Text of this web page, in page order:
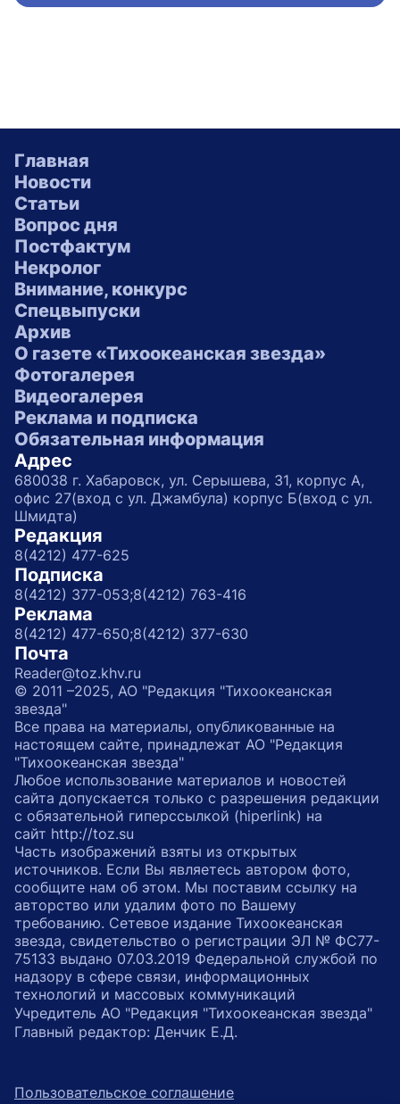
Главная
Новости
Статьи
Вопрос дня
Постфактум
Некролог
Внимание, конкурс
Спецвыпуски
Архив
О газете «Тихоокеанская звезда»
Фотогалерея
Видеогалерея
Реклама и подписка
Обязательная информация
Адрес
680038 г. Хабаровск, ул. Серышева, 31, корпус А,
офис 27(вход с ул. Джамбула) корпус Б(вход с ул.
Шмидта)
Редакция
8(4212) 477-625
Подписка
8(4212) 377-053;8(4212) 763-416
Реклама
8(4212) 477-650;8(4212) 377-630
Почта
Reader@toz.khv.ru
© 2011 –2025, АО "Редакция "Тихоокеанская
звезда"
Все права на материалы, опубликованные на
настоящем сайте, принадлежат АО "Редакция
"Тихоокеанская звезда"
Любое использование материалов и новостей
сайта допускается только с разрешения редакции
с обязательной гиперссылкой (hiperlink) на
сайт http://toz.su
Часть изображений взяты из открытых
источников. Если Вы являетесь автором фото,
сообщите нам об этом. Мы поставим ссылку на
авторство или удалим фото по Вашему
требованию. Сетевое издание Тихоокеанская
звезда, свидетельство о регистрации ЭЛ № ФС77-
75133 выдано 07.03.2019 Федеральной службой по
надзору в сфере связи, информационных
технологий и массовых коммуникаций
Учредитель АО "Редакция "Тихоокеанская звезда"
Главный редактор: Денчик Е.Д.
Пользовательское соглашение